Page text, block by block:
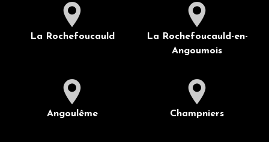
La Rochefoucauld
La Rochefoucauld-en-
Angoumois
Angoulême Champniers